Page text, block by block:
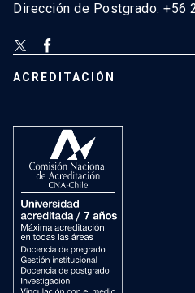
Dirección de Postgrado: +56
ACREDITACIÓN